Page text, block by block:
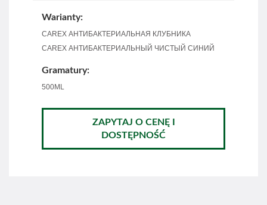
Warianty:
CAREX АНТИБАКТЕРИАЛЬНАЯ КЛУБНИКА
CAREX АНТИБАКТЕРИАЛЬНЫЙ ЧИСТЫЙ СИНИЙ
Gramatury:
500ML
ZAPYTAJ O CENĘ I
DOSTĘPNOŚĆ